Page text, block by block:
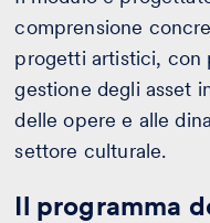
comprensione
progetti artistici, con
gestione degli asset
delle opere e alle
settore culturale.
Il programma